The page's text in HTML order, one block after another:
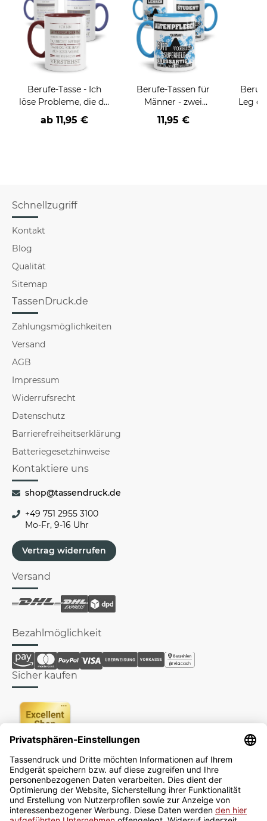
Berufe-Tasse - Ich
löse Probleme, die du
nicht verstehst -
verschiedene Berufe
ab 11,95 €
Berufe-Tassen für
Männer - zwei
Farbvarianten
11,95 €
Leg
Schnellzugriff
Kontakt
Blog
Qualität
Sitemap
TassenDruck.de
Zahlungsmöglichkeiten
Versand
AGB
Impressum
Widerrufsrecht
Datenschutz
Barrierefreiheitserklärung
Batteriegesetzhinweise
Kontaktiere uns
shop@tassendruck.de
+49 751 2955 3100
Mo-Fr, 9-16 Uhr
Vertrag widerrufen
Versand
Bezahlmöglichkeit
Sicher kaufen